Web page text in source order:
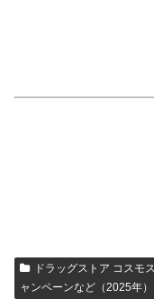
ドラッグストア コスモ
ャンペーンなど（2025年）